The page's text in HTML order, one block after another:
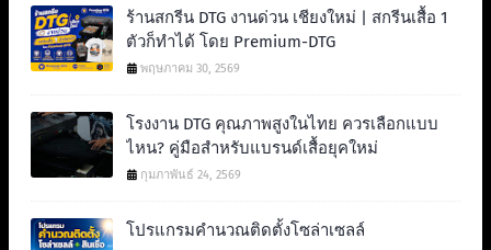
ร้านสกรีน DTG งานด่วน เชียงใหม่ | สกรีนเสื้อ 1
ตัวก็ทำได้ โดย Premium-DTG
พฤษภาคม 30, 2569
โรงงาน DTG คุณภาพสูงในไทย ควรเลือกแบบ
ไหน? คู่มือสำหรับแบรนด์เสื้อยุคใหม่
กุมภาพันธ์ 24, 2569
โปรแกรมคำนวณติดตั้งโซล่าเซลล์